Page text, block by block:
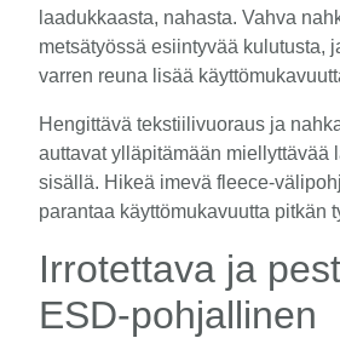
laadukkaasta, nahasta. Vahva
metsätyössä esiintyvää kulutusta,
varren reuna lisää
Hengittävä tekstiilivuoraus ja
auttavat ylläpitämään miellyttävää
sisällä. Hikeä imevä fleece-
parantaa käyttömukavuutta pitkän
Irrotettava ja
ESD-pohjallinen